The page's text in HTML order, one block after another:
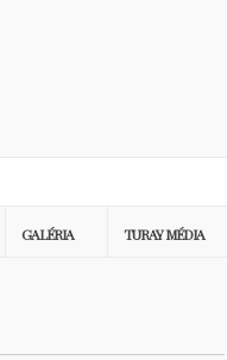
GALÉRIA TURAY MÉDIA